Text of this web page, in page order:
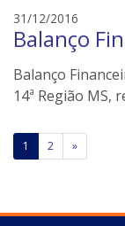
e
r
31/12/2016
d
o
n
i
s
Balanço
Balanço
14ª Região MS,
Paginação
posts
1 2 »